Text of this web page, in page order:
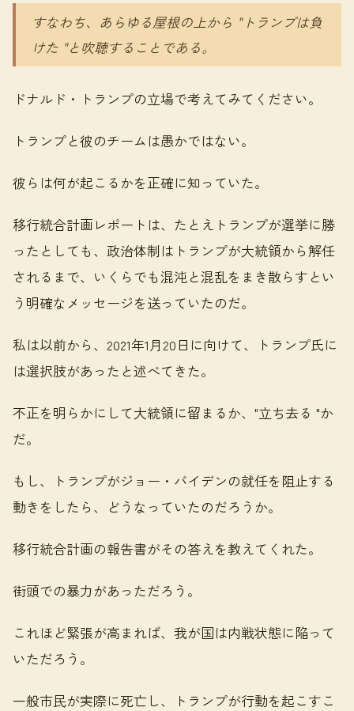
すなわち、あらゆる屋根の上から "トランプは負
けた "と吹聴することである。
ドナルド・トランプの立場で考えてみてください。
トランプと彼のチームは愚かではない。
彼らは何が起こるかを正確に知っていた。
移行統合計画レポートは、たとえトランプが選挙に勝
ったとしても、政治体制はトランプが大統領から解任
されるまで、いくらでも混沌と混乱をまき散らすとい
う明確なメッセージを送っていたのだ。
私は以前から、2021年1月20日に向けて、トランプ氏に
は選択肢があったと述べてきた。
不正を明らかにして大統領に留まるか、"立ち去る "か
だ。
もし、トランプがジョー・バイデンの就任を阻止する
動きをしたら、どうなっていたのだろうか。
移行統合計画の報告書がその答えを教えてくれた。
街頭での暴力があっただろう。
これほど緊張が高まれば、我が国は内戦状態に陥って
いただろう。
一般市民が実際に死亡し、トランプが行動を起こすこ